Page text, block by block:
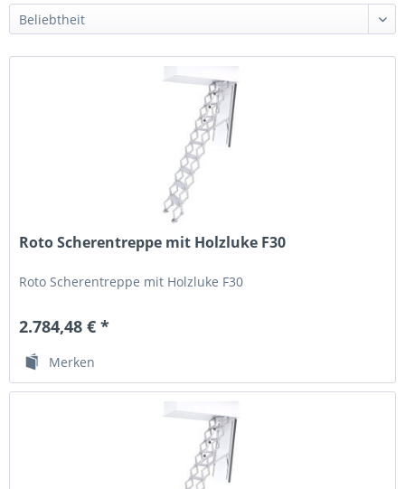
Roto Scherentreppe mit Holzluke F30
Roto Scherentreppe mit Holzluke F30
2.784,48 € *
Merken